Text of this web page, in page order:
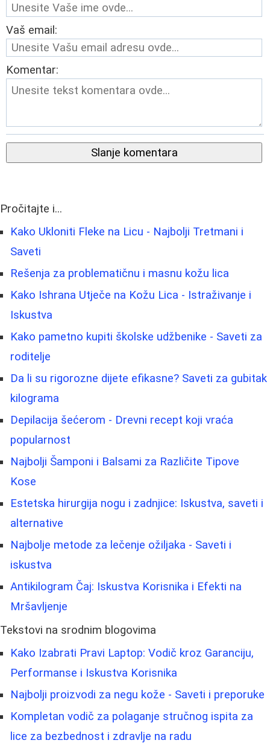
Vaš email:
Komentar:
Slanje komentara
Pročitajte i...
Kako Ukloniti Fleke na Licu - Najbolji Tretmani i
Saveti
Rešenja za problematičnu i masnu kožu lica
Kako Ishrana Utječe na Kožu Lica - Istraživanje i
Iskustva
Kako pametno kupiti školske udžbenike - Saveti za
roditelje
Da li su rigorozne dijete efikasne? Saveti za gubitak
kilograma
Depilacija šećerom - Drevni recept koji vraća
popularnost
Najbolji Šamponi i Balsami za Različite Tipove
Kose
Estetska hirurgija nogu i zadnjice: Iskustva, saveti i
alternative
Najbolje metode za lečenje ožiljaka - Saveti i
iskustva
Antikilogram Čaj: Iskustva Korisnika i Efekti na
Mršavljenje
Tekstovi na srodnim blogovima
Kako Izabrati Pravi Laptop: Vodič kroz Garanciju,
Performanse i Iskustva Korisnika
Najbolji proizvodi za negu kože - Saveti i preporuke
Kompletan vodič za polaganje stručnog ispita za
lice za bezbednost i zdravlje na radu